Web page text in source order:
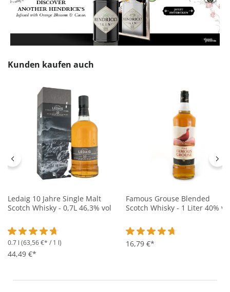
Produktgalerie überspringen
Kunden kaufen auch
Ledaig 10 Jahre Single Malt
Scotch Whisky - 0,7L 46,3% vol
Durchschnittliche Bewertung von 4.8 von 5 Sternen
0.7 l (63,56 €* / 1 l)
44,49 €*
Famous Grouse Blended
Scotch Whisky - 1 Liter 40%
Durchschnittliche
16,79 €*